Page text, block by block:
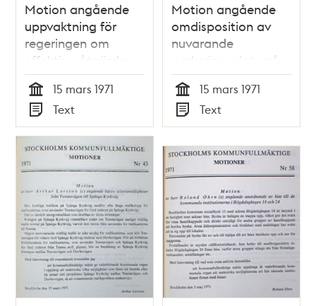
Motion angående
uppvaktning för
regeringen om
effektiva åtgärder
mot
mellanölsmissbruket
bland ungdomen -
Kommunfullmäktige
1971
Tid
15 mars 1971
Typ
Text
Motion angående
omdisposition av
nuvarande
parkeringsplats på
Fruängstorget till
plantering -
Kommunfullmäktige
1971
Tid
15 mars 1971
Typ
Text